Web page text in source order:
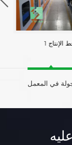
الإنتاج 1
في المعمل